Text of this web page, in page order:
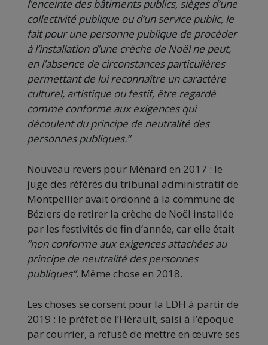
l’enceinte des bâtiments publics, sièges d’une
collectivité publique ou d’un service public, le
fait pour une personne publique de procéder
à l’installation d’une crèche de Noël ne peut,
en l’absence de circonstances particulières
permettant de lui reconnaître un caractère
culturel, artistique ou festif, être regardé
comme conforme aux exigences qui
découlent du principe de neutralité des
personnes publiques.”
Nouveau revers pour Ménard en 2017 : le
juge des référés du tribunal administratif de
Montpellier avait ordonné à la commune de
Béziers de retirer la crèche de Noël installée
par les festivités de fin d’année, car elle était
“non conforme aux exigences attachées au
principe de neutralité des personnes
publiques”. Même chose en 2018.
Les choses se corsent pour la LDH à partir de
2019 : le préfet de l’Hérault, saisi à l’époque
par courrier, a refusé de mettre en œuvre ses